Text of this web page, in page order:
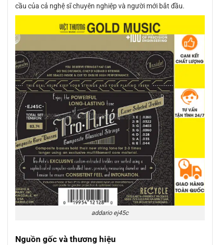
cầu của cả nghệ sĩ chuyên nghiệp và người mới bắt đầu.
addario ej45c
Nguồn gốc và thương hiệu